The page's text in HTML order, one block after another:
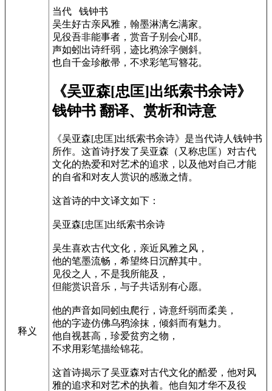
释义
当代 钱钟书
吴生好古亲风雅，翰墨淋漓乞满家。
见役吾非能事者，赏音子别会心耶。
声如蚓出诗纤弱，迹比鸦涂字侧斜。
也自千金珍敝帚，不求彩笔写簪花。
《吴亚森[忠匡]出纸索书余诗》
钱钟书 翻译、赏析和诗意
《吴亚森[忠匡]出纸索书余诗》是当代诗人钱钟书
所作。这首诗抒发了吴亚森（又称忠匡）对古代
文化的热爱和对艺术的追求，以及他对自己才能
的自省和对友人赏识的感激之情。
这首诗的中文译文如下：
吴亚森[忠匡]出纸索书余诗
吴生喜欢古代文化，亲近风雅之风，
他的笔墨流畅，希望终日沉醉其中。
见役之人，不是我所能及，
但能赏识音乐，与子共话别有心愿。
他的声音如同蚓虫爬行，诗意纤弱而柔美，
他的字迹仿佛乌鸦涂抹，倾斜而有魅力。
他自视甚高，珍爱贫穷之物，
不求用彩笔描绘锦花。
这首诗揭示了吴亚森对古代文化的酷爱，他对风
雅的追求和对艺术的执着。他自知才华不及役